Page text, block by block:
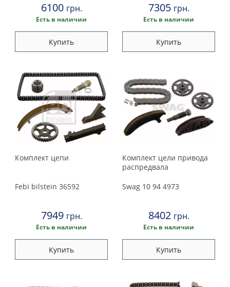
6100 грн.
Есть в наличии
Купить
7305 грн.
Есть в наличии
Купить
Комплект цепи
Febi bilstein 36592
7949 грн.
Есть в наличии
Купить
Комплект цели привода
распредвала
Swag 10 94 4973
8402 грн.
Есть в наличии
Купить